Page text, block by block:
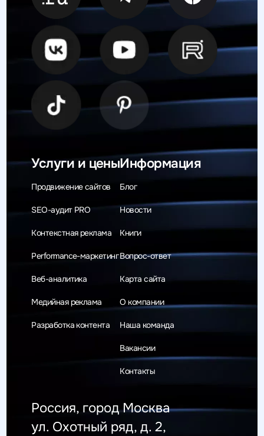
Услуги и цены
Продвижение сайтов
SEO-аудит PRO
Контекстная реклама
Performance-маркетинг
Веб-аналитика
Медийная реклама
Разработка контента
Информация
Блог
Новости
Книги
Вопрос-ответ
Карта сайта
О компании
Наша команда
Вакансии
Контакты
Россия, город Москва
ул. Охотный ряд, д. 2,